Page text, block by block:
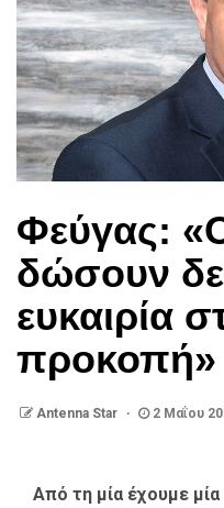
Φεύγας:
δώσουν
ευκαιρία
προκοπή»
Antenna Star 2 Μαΐου
Από τη μία έχουμε